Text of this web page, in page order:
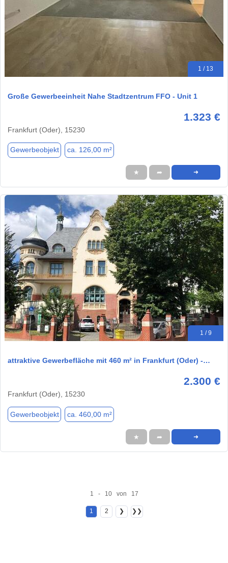
1 / 13
Große Gewerbeeinheit Nahe Stadtzentrum FFO - Unit 1
1.323 €
Frankfurt (Oder), 15230
Gewerbeobjekt ca. 126,00 m²
★ ➦ ➜
1 / 9
attraktive Gewerbefläche mit 460 m² in Frankfurt (Oder) -…
2.300 €
Frankfurt (Oder), 15230
Gewerbeobjekt ca. 460,00 m²
★ ➦ ➜
1 - 10 von 17
1 2 ❯ ❯❯